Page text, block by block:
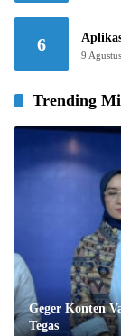
6
9
Trending
Geger Konten
Tegas